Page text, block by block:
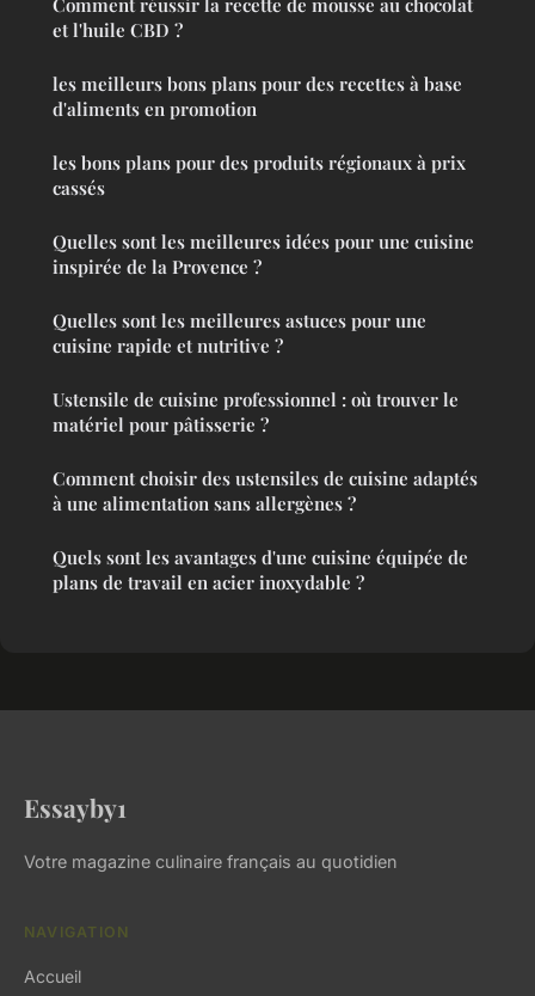
et l'huile CBD ?
les meilleurs bons plans pour des recettes à base
d'aliments en promotion
les bons plans pour des produits régionaux à prix
cassés
Quelles sont les meilleures idées pour une cuisine
inspirée de la Provence ?
Quelles sont les meilleures astuces pour une
cuisine rapide et nutritive ?
Ustensile de cuisine professionnel : où trouver le
matériel pour pâtisserie ?
Comment choisir des ustensiles de cuisine adaptés
à une alimentation sans allergènes ?
Quels sont les avantages d'une cuisine équipée de
plans de travail en acier inoxydable ?
Essayby1
Votre magazine culinaire français au quotidien
NAVIGATION
Accueil